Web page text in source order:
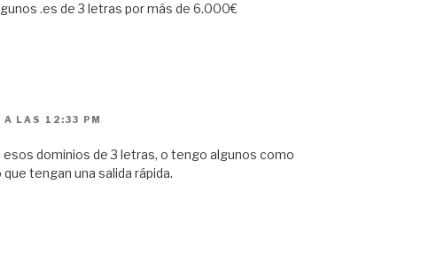
.es de 3 letras por más de 6.000€
A LAS 12:33 PM
dominios de 3 letras, o tengo algunos como
que tengan una salida rápida.